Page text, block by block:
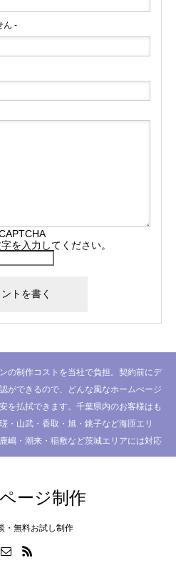
ん -
を入力してください。
の制作コストを当社で負担。契約前にデ
ができるので、どんな風なホームぺージ
を払拭できます。千葉県内のお客様はも
・山武・香取・旭・銚子など海匝エリ
嶋・潮来・稲敷など茨城エリアには対応
ージ制作
・無料お試し制作